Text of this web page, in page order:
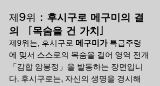
제9위 : 후시구로 메구미의 결
의 「목숨을 건 가치」
제9위는, 후시구로 메구미가 특급주령
에 맞서 스스로의 목숨을 걸어 영역 전개
「감합 암봉정」을 발동하는 장면입니
다. 후시구로는, 자신의 생명을 경시해